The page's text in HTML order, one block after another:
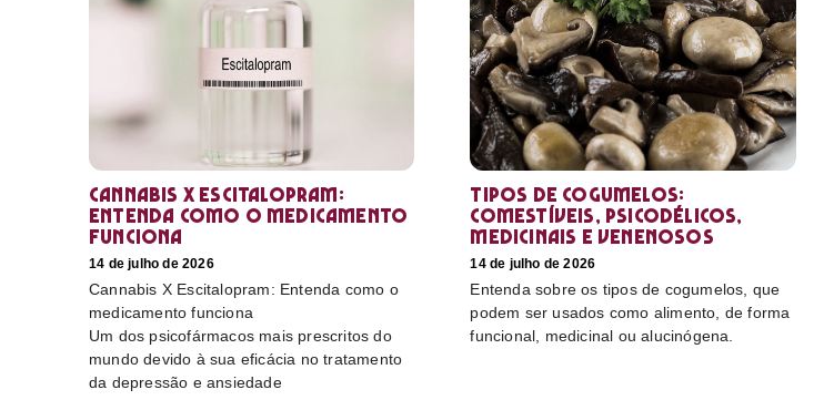
Cannabis X Escitalopram:
Entenda como o medicamento
funciona
14 de julho de 2026
Cannabis X Escitalopram: Entenda como o
medicamento funciona
Um dos psicofármacos mais prescritos do
mundo devido à sua eficácia no tratamento
da depressão e ansiedade
Tipos de cogumelos:
comestíveis, psicodélicos,
medicinais e venenosos
14 de julho de 2026
Entenda sobre os tipos de cogumelos, que
podem ser usados como alimento, de forma
funcional, medicinal ou alucinógena.